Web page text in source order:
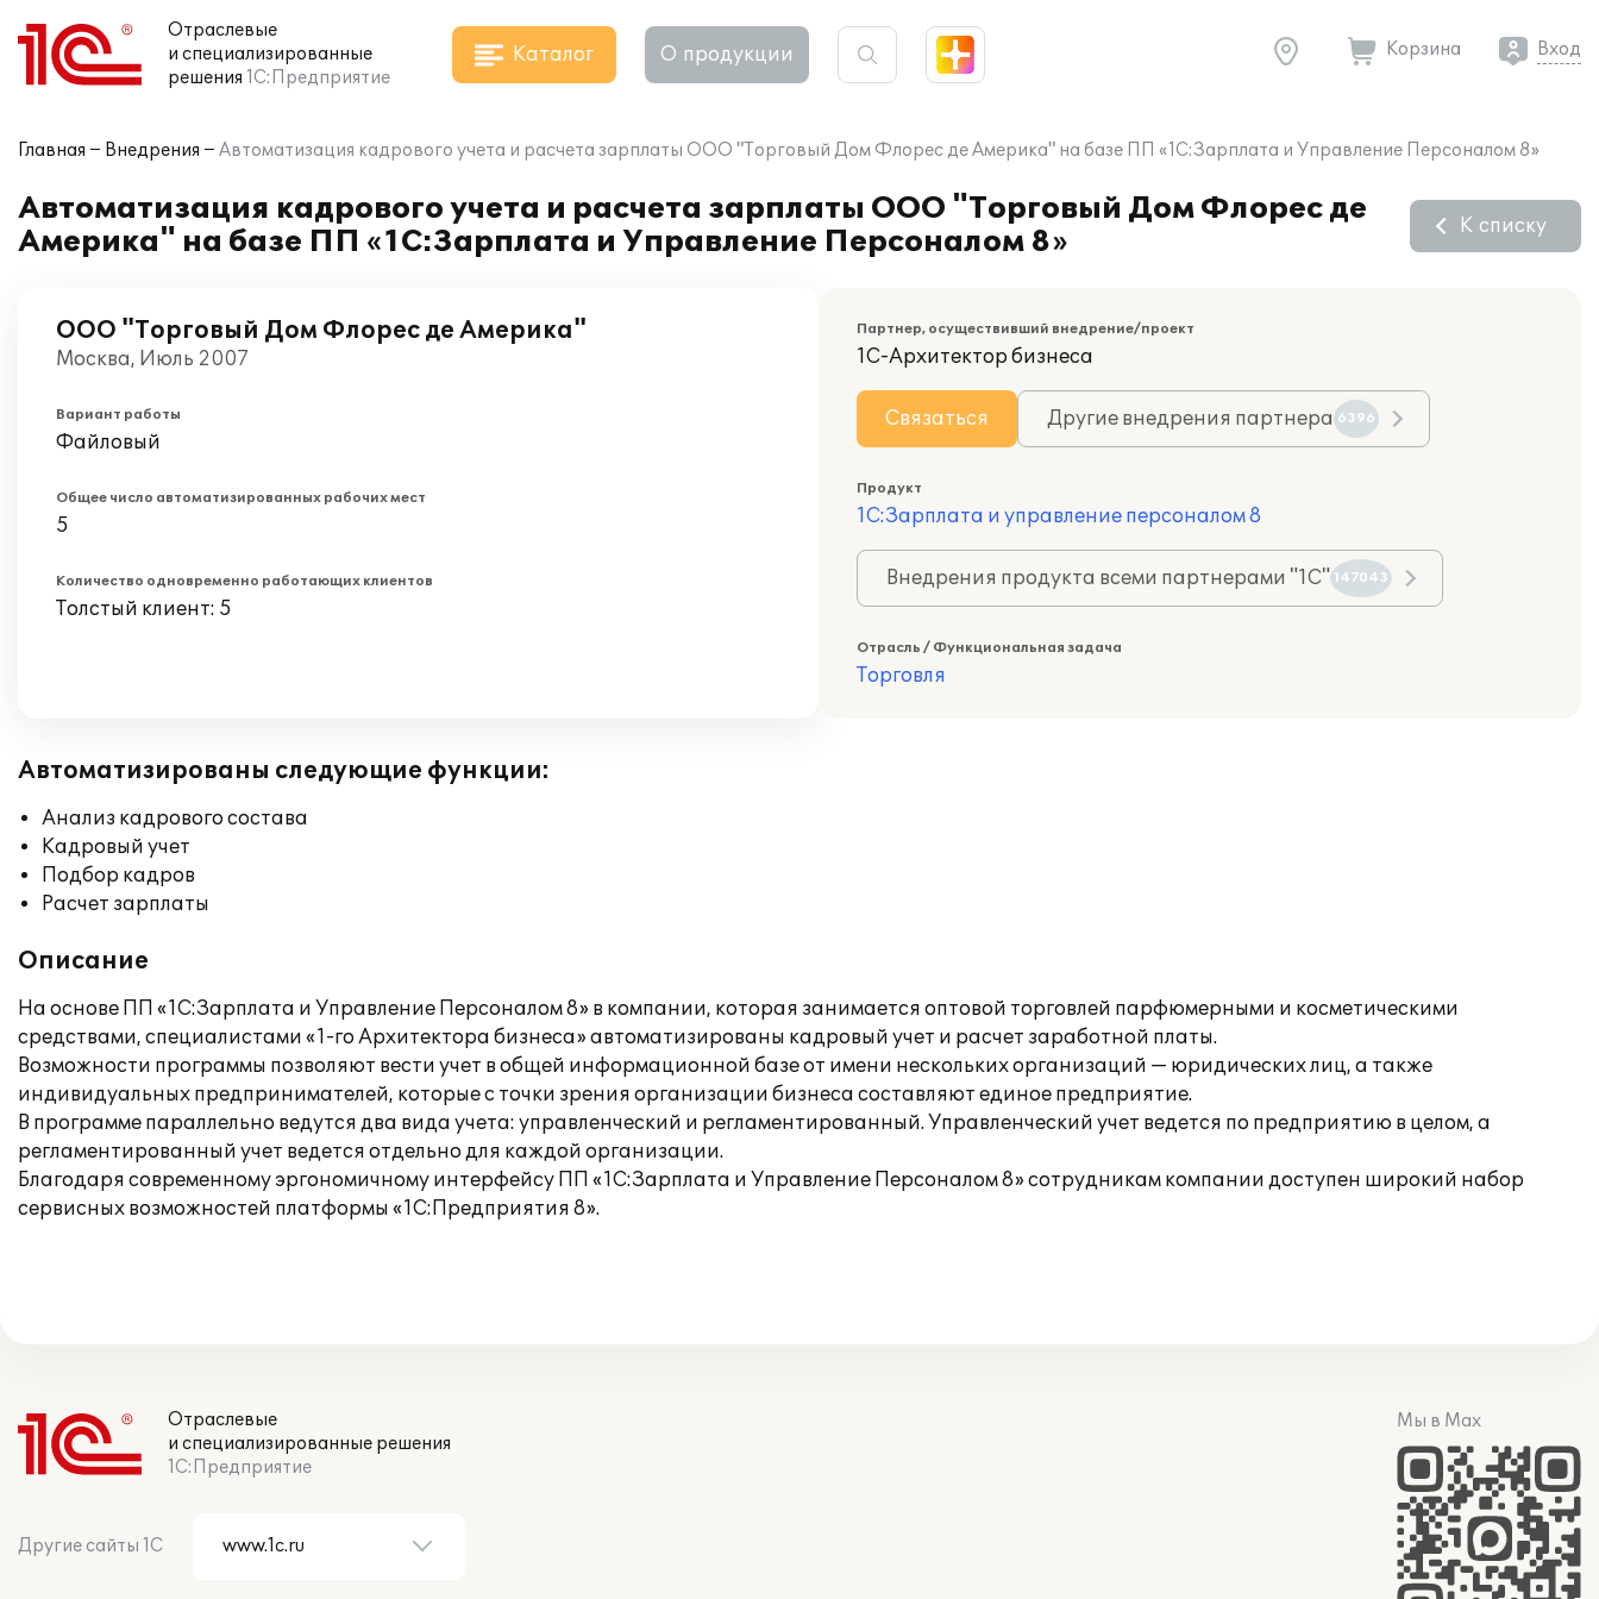
Отраслевые
и специализированные
решения 1С:Предприятие
Каталог О продукции Корзина Вход
Главная Внедрения Автоматизация кадрового учета и расчета зарплаты ООО "Торговый Дом Флорес де Америка" на базе ПП «1С:Зарплата и Управление Персоналом 8»
Автоматизация кадрового учета и расчета зарплаты ООО "Торговый Дом Флорес де
Америка" на базе ПП «1С:Зарплата и Управление Персоналом 8»
К списку
ООО "Торговый Дом Флорес де Америка"
Москва, Июль 2007
Вариант работы
Файловый
Общее число автоматизированных рабочих мест
5
Количество одновременно работающих клиентов
Толстый клиент: 5
Партнер, осуществивший внедрение/проект
1С-Архитектор бизнеса
Связаться Другие внедрения партнера 6396
Продукт
1С:Зарплата и управление персоналом 8
Внедрения продукта всеми партнерами "1С" 147043
Отрасль / Функциональная задача
Торговля
Автоматизированы следующие функции:
Анализ кадрового состава
Кадровый учет
Подбор кадров
Расчет зарплаты
Описание
На основе ПП «1С:Зарплата и Управление Персоналом 8» в компании, которая занимается оптовой торговлей парфюмерными и косметическими
средствами, специалистами «1-го Архитектора бизнеса» автоматизированы кадровый учет и расчет заработной платы.
Возможности программы позволяют вести учет в общей информационной базе от имени нескольких организаций — юридических лиц, а также
индивидуальных предпринимателей, которые с точки зрения организации бизнеса составляют единое предприятие.
В программе параллельно ведутся два вида учета: управленческий и регламентированный. Управленческий учет ведется по предприятию в целом, а
регламентированный учет ведется отдельно для каждой организации.
Благодаря современному эргономичному интерфейсу ПП «1С:Зарплата и Управление Персоналом 8» сотрудникам компании доступен широкий набор
сервисных возможностей платформы «1С:Предприятия 8».
Отраслевые
и специализированные решения
1С:Предприятие
Другие сайты 1С
Мы в Max